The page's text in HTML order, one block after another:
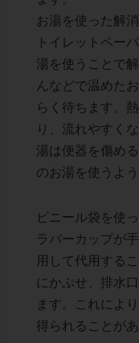
お湯を使った解消
トイレットペー
湯を使うことで
んなどで温めた
らく待ちます。
り、流れやすく
湯は便器を傷め
のお湯を使うよ
ビニール袋を使
ラバーカップが
用して代用する
にかぶせ、排水
ます。これによ
得られることがあ